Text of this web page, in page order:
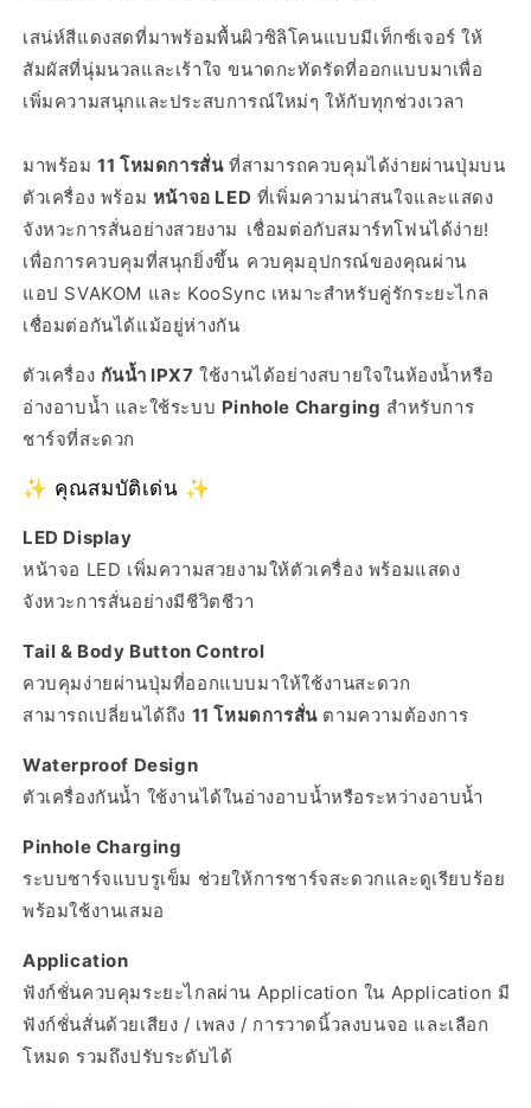
เสน่ห์สีแดงสดที่มาพร้อมพื้นผิวซิลิโคนแบบมีเท็กซ์เจอร์ ให้
สัมผัสที่นุ่มนวลและเร้าใจ ขนาดกะทัดรัดที่ออกแบบมาเพื่อ
เพิ่มความสนุกและประสบการณ์ใหม่ๆ ให้กับทุกช่วงเวลา
มาพร้อม11 โหมดการสั่นที่สามารถควบคุมได้ง่ายผ่านปุ่มบน
ตัวเครื่อง พร้อม หน้าจอ LED ที่เพิ่มความน่าสนใจและแสดง
จังหวะการสั่นอย่างสวยงาม เชื่อมต่อกับสมาร์ทโฟนได้ง่าย!
เพื่อการควบคุมที่สนุกยิ่งขึ้น ควบคุมอุปกรณ์ของคุณผ่าน
แอป SVAKOM และ KooSync เหมาะสำหรับคู่รักระยะไกล
เชื่อมต่อกันได้แม้อยู่ห่างกัน
ตัวเครื่อง กันน้ำ IPX7 ใช้งานได้อย่างสบายใจในห้องน้ำหรือ
อ่างอาบน้ำ และใช้ระบบ Pinhole Charging สำหรับการ
ชาร์จที่สะดวก
✨ คุณสมบัติเด่น ✨
LED Display
หน้าจอ LED เพิ่มความสวยงามให้ตัวเครื่อง พร้อมแสดง
จังหวะการสั่นอย่างมีชีวิตชีวา
Tail & Body Button Control
ควบคุมง่ายผ่านปุ่มที่ออกแบบมาให้ใช้งานสะดวก
สามารถเปลี่ยนได้ถึง 11 โหมดการสั่นตามความต้องการ
Waterproof Design
ตัวเครื่องกันน้ำ ใช้งานได้ในอ่างอาบน้ำหรือระหว่างอาบน้ำ
Pinhole Charging
ระบบชาร์จแบบรูเข็ม ช่วยให้การชาร์จสะดวกและดูเรียบร้อย
พร้อมใช้งานเสมอ
Application
ฟังก์ชั่นควบคุมระยะไกลผ่าน Application ใน Application มี
ฟังก์ชั่นสั่นด้วยเสียง / เพลง / การวาดนิ้วลงบนจอ และเลือก
โหมด รวมถึงปรับระดับได้